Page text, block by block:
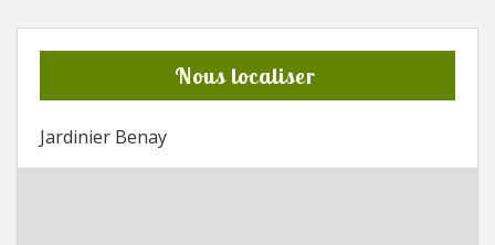
Nous localiser
Jardinier Benay